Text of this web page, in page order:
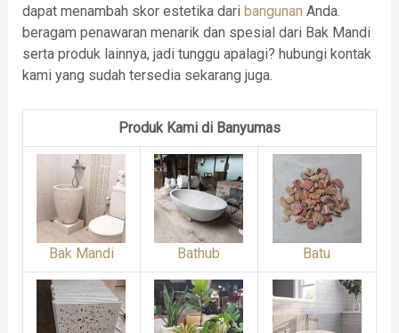
dapat menambah skor estetika dari bangunan Anda.
beragam penawaran menarik dan spesial dari Bak Mandi
serta produk lainnya, jadi tunggu apalagi? hubungi kontak
kami yang sudah tersedia sekarang juga.
Produk Kami di Banyumas
Bak Mandi Bathub Batu